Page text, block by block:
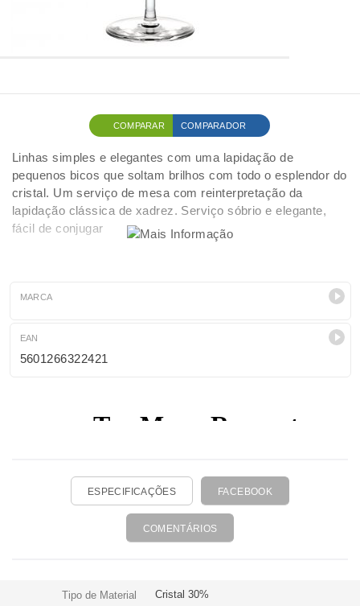
COMPARAR COMPARADOR
Linhas simples e elegantes com uma lapidação de
pequenos bicos que soltam brilhos com todo o esplendor do
cristal. Um serviço de mesa com reinterpretação da
lapidação clássica de xadrez. Serviço sóbrio e elegante,
fácil de conjugar
MARCA
EAN
5601266322421
ESPECIFICAÇÕES FACEBOOK
COMENTÁRIOS
Tipo de Material Cristal 30%